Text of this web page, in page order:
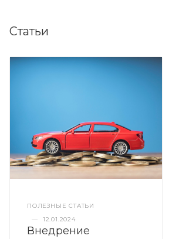
Статьи
ПОЛЕЗНЫЕ СТАТЬИ
—
12.01.2024
Внедрение